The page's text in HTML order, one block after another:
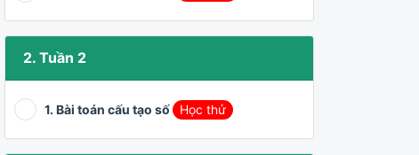
2. Tuần 2
1. Bài toán cấu tạo số Học thử